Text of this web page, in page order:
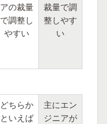
アの裁量
で調整し
やすい
裁量で調
整しやす
い
どちらか
といえば
主にエン
ジニアが